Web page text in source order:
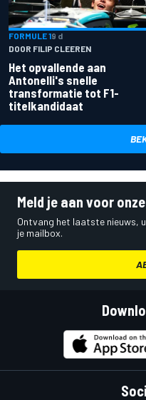
FORMULE 19 d
DOOR FILIP CLEEREN
Het opvallende aan
Antonelli's snelle
transformatie tot F1-
titelkandidaat
Meld je aan voor
Ontvang het laatste nieuws,
je mailbox.